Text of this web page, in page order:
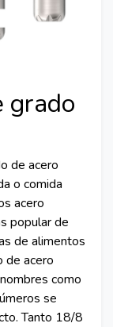
grado
de acero
o comida
acero
popular de
de alimentos
de acero
como
se
Tanto 18/8